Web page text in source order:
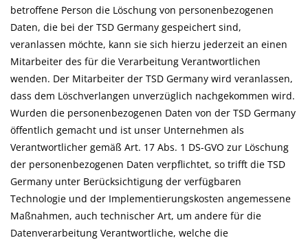
betroffene Person die Löschung von personenbezogenen
Daten, die bei der TSD Germany gespeichert sind,
veranlassen möchte, kann sie sich hierzu jederzeit an einen
Mitarbeiter des für die Verarbeitung Verantwortlichen
wenden. Der Mitarbeiter der TSD Germany wird veranlassen,
dass dem Löschverlangen unverzüglich nachgekommen wird.
Wurden die personenbezogenen Daten von der TSD Germany
öffentlich gemacht und ist unser Unternehmen als
Verantwortlicher gemäß Art. 17 Abs. 1 DS-GVO zur Löschung
der personenbezogenen Daten verpflichtet, so trifft die TSD
Germany unter Berücksichtigung der verfügbaren
Technologie und der Implementierungskosten angemessene
Maßnahmen, auch technischer Art, um andere für die
Datenverarbeitung Verantwortliche, welche die